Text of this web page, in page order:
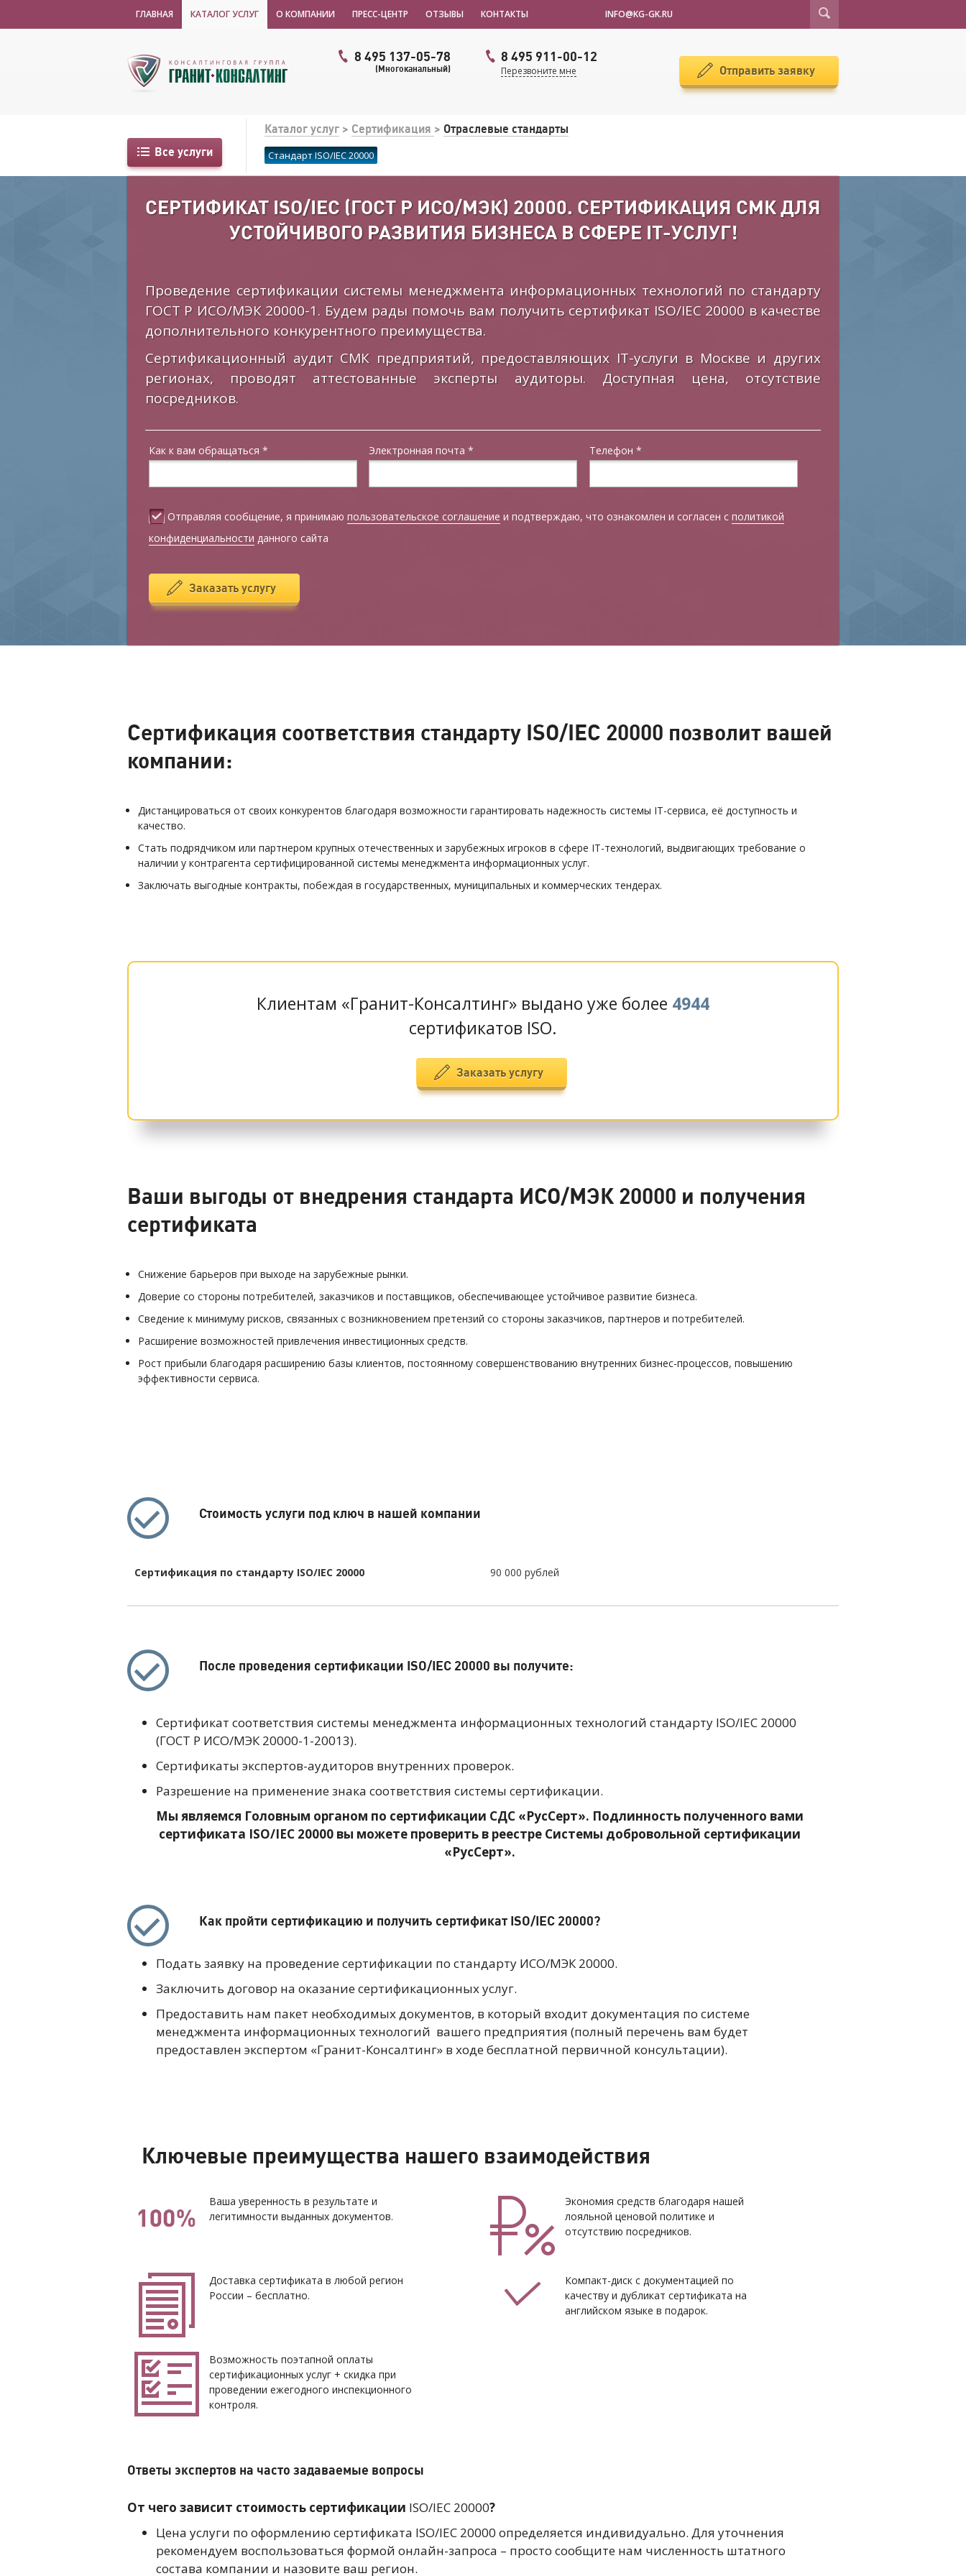
ГЛАВНАЯ КАТАЛОГ УСЛУГ О КОМПАНИИ ПРЕСС-ЦЕНТР ОТЗЫВЫ КОНТАКТЫ INFO@KG-GK.RU
8 495 137-05-78
(Многоканальный)
8 495 911-00-12
Перезвоните мне Отправить заявку
Все услуги
Каталог услуг > Сертификация > Отраслевые стандарты
Стандарт ISO/IEC 20000
СЕРТИФИКАТ ISO/IEC (ГОСТ Р ИСО/МЭК) 20000. СЕРТИФИКАЦИЯ СМК ДЛЯ
УСТОЙЧИВОГО РАЗВИТИЯ БИЗНЕСА В СФЕРЕ IT-УСЛУГ!
Проведение сертификации системы менеджмента информационных технологий по стандарту
ГОСТ Р ИСО/МЭК 20000-1. Будем рады помочь вам получить сертификат ISO/IEC 20000 в качестве
дополнительного конкурентного преимущества.
Сертификационный аудит СМК предприятий, предоставляющих IT-услуги в Москве и других
регионах, проводят аттестованные эксперты аудиторы. Доступная цена, отсутствие
посредников.
Как к вам обращаться * Электронная почта* Телефон *
Отправляя сообщение, я принимаю пользовательское соглашение и подтверждаю, что ознакомлен и согласен с политикой
конфиденциальности данного сайта
Заказать услугу
Сертификация соответствия стандарту ISO/IEC 20000 позволит вашей
компании:
Дистанцироваться от своих конкурентов благодаря возможности гарантировать надежность системы IT-сервиса, её доступность и
качество.
Стать подрядчиком или партнером крупных отечественных и зарубежных игроков в сфере IT-технологий, выдвигающих требование о
наличии у контрагента сертифицированной системы менеджмента информационных услуг.
Заключать выгодные контракты, побеждая в государственных, муниципальных и коммерческих тендерах.
Клиентам «Гранит-Консалтинг» выдано уже более 4944
сертификатов ISO.
Заказать услугу
Ваши выгоды от внедрения стандарта ИСО/МЭК 20000 и получения
сертификата
Снижение барьеров при выходе на зарубежные рынки.
Доверие со стороны потребителей, заказчиков и поставщиков, обеспечивающее устойчивое развитие бизнеса.
Сведение к минимуму рисков, связанных с возникновением претензий со стороны заказчиков, партнеров и потребителей.
Расширение возможностей привлечения инвестиционных средств.
Рост прибыли благодаря расширению базы клиентов, постоянному совершенствованию внутренних бизнес-процессов, повышению
эффективности сервиса.
Стоимость услуги под ключ в нашей компании
Сертификация по стандарту ISO/IEC 20000 90 000 рублей
После проведения сертификации ISO/IEC 20000 вы получите:
Сертификат соответствия системы менеджмента информационных технологий стандарту ISO/IEC 20000
(ГОСТ Р ИСО/МЭК 20000-1-20013).
Сертификаты экспертов-аудиторов внутренних проверок.
Разрешение на применение знака соответствия системы сертификации.
Мы являемся Головным органом по сертификации СДС «РусСерт». Подлинность полученного вами
сертификата ISO/IEC 20000 вы можете проверить в реестре Системы добровольной сертификации
«РусСерт».
Как пройти сертификацию и получить сертификат ISO/IEC 20000?
Подать заявку на проведение сертификации по стандарту ИСО/МЭК 20000.
Заключить договор на оказание сертификационных услуг.
Предоставить нам пакет необходимых документов, в который входит документация по системе
менеджмента информационных технологий вашего предприятия (полный перечень вам будет
предоставлен экспертом «Гранит-Консалтинг» в ходе бесплатной первичной консультации).
Ключевые преимущества нашего взаимодействия
Ваша уверенность в результате и
легитимности выданных документов.
Экономия средств благодаря нашей
лояльной ценовой политике и
отсутствию посредников.
Доставка сертификата в любой регион
России – бесплатно.
Компакт-диск с документацией по
качеству и дубликат сертификата на
английском языке в подарок.
Возможность поэтапной оплаты
сертификационных услуг + скидка при
проведении ежегодного инспекционного
контроля.
Ответы экспертов на часто задаваемые вопросы
От чего зависит стоимость сертификации ISO/IEC 20000?
Цена услуги по оформлению сертификата ISO/IEC 20000 определяется индивидуально. Для уточнения
рекомендуем воспользоваться формой онлайн-запроса – просто сообщите нам численность штатного
состава компании и назовите ваш регион.